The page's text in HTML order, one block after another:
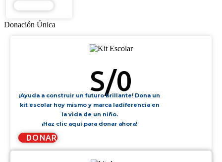
DONAR
Donación Única
S/0
¡Ayuda a construir un futuro brillante! Dona un
kit escolar hoy mismo y marca ladiferencia en
la vida de un niño.
¡Haz clic aquí para donar ahora!
DONAR